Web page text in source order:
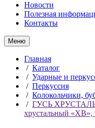
Новости
Полезная
Контакты
Меню
Главная
/ Каталог
/ Ударные и
/ Перкуссия
/ Колокольчики,
/ ГУСЬ
хрустальный «ХВ»,